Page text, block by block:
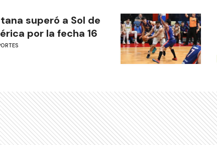
superó a Sol de
por la fecha 16